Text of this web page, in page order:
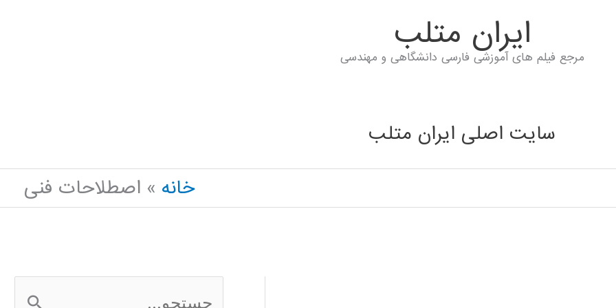
ايران متلب
مرجع فیلم های آموزشی فارسی دانشگاهی و مهندسی
سایت اصلی ایران متلب
خانه
اصطلاحات فنی